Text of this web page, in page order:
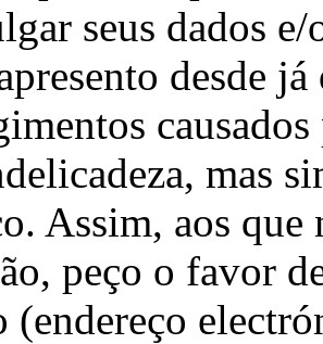
seus dados
desde
mas
Assim, aos
peço o favor
(endereço